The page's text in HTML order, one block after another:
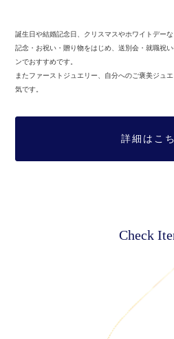
誕生日や結婚記念日、クリスマスやホワイトデーな
記念・お祝い・贈り物をはじめ、送別会・就職祝
ンでおすすめです。
またファーストジュエリー、自分へのご褒美ジュ
気です。
詳細はこ
Check